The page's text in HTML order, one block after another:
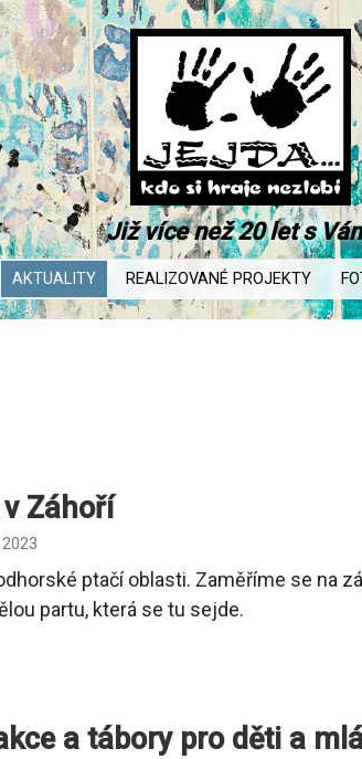
Již více než 20 let s
AKTUALITY REALIZOVANÉ PROJEKTY
Záhoří
ptačí oblasti. Zaměříme se na
partu, která se tu sejde.
a tábory pro děti a